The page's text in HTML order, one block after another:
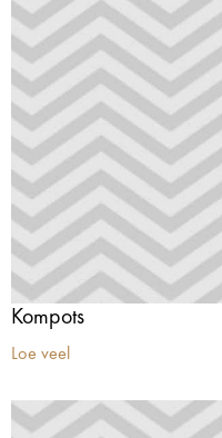
Kompots
Loe veel